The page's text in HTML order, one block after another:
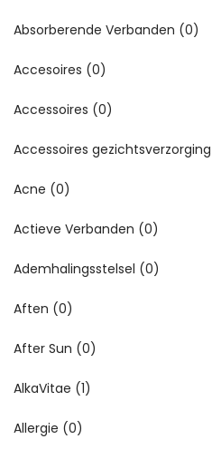
Absorberende Verbanden (0)
Accesoires (0)
Accessoires (0)
Accessoires gezichtsverzorging
Acne (0)
Actieve Verbanden (0)
Ademhalingsstelsel (0)
Aften (0)
After Sun (0)
AlkaVitae (1)
Allergie (0)